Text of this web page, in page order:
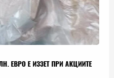
ЕВРО Е ИЗЗЕТ ПРИ АКЦИИТЕ